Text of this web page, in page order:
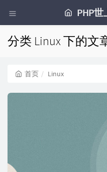
PHP
分类 Linux 下的文
首页 Linux